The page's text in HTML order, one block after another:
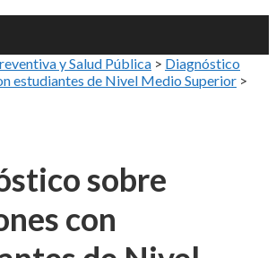
y Salud Pública > Diagnóstico
estudiantes de Nivel Medio Superior >
sobre
con